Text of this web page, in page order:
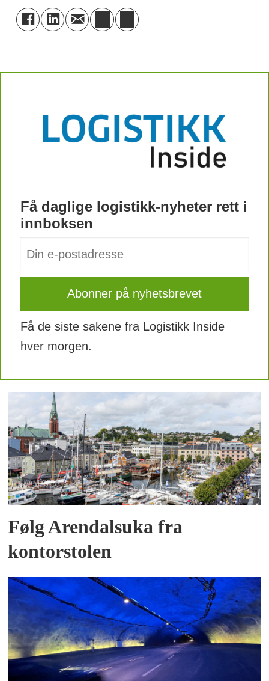
Få daglige logistikk-nyheter rett i
innboksen
Få de siste sakene fra Logistikk Inside
hver morgen.
Følg Arendalsuka fra
kontorstolen